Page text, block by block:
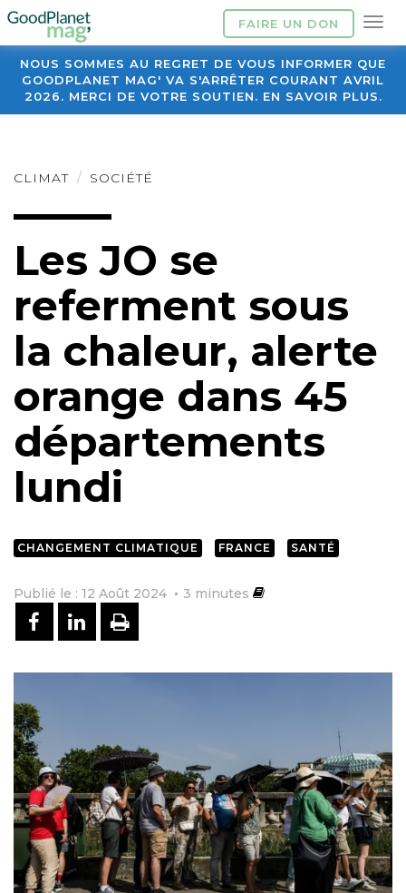
FAIRE UN DON
NOUS SOMMES AU REGRET DE VOUS INFORMER QUE
GOODPLANET MAG' VA S'ARRÊTER COURANT AVRIL
2026. MERCI DE VOTRE SOUTIEN. EN SAVOIR PLUS.
CLIMAT SOCIÉTÉ
Les JO se
referment sous
la chaleur, alerte
orange dans 45
départements
lundi
CHANGEMENT CLIMATIQUE FRANCE SANTÉ
Publié le : 12 Août 2024 3 minutes
PARTAGER SUR FACEBOOK
PARTAGER SUR LINKEDIN
IMPRIMER